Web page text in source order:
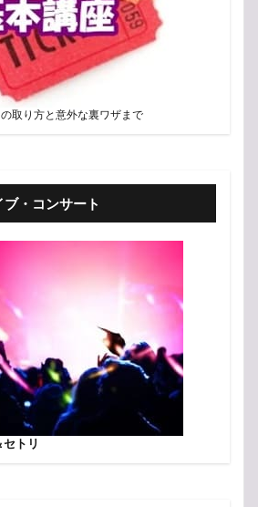
の取り方と意外な裏ワザまで
・コンサート
トリ